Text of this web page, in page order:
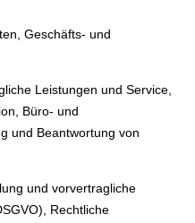
Geschäfts- und
Leistungen und Service,
Büro- und
und Beantwortung von
und vorvertragliche
Rechtliche